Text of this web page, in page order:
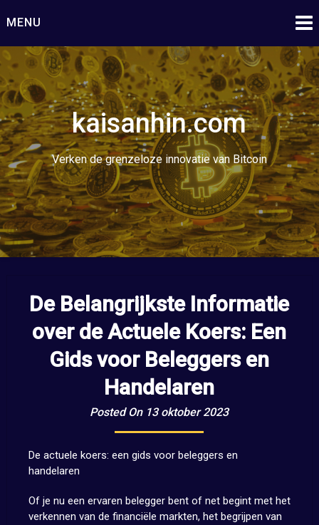
naar
inhoud
MENU
kaisanhin.com
Verken de grenzeloze innovatie van Bitcoin
De Belangrijkste Informatie
over de Actuele Koers: Een
Gids voor Beleggers en
Handelaren
Posted On 13 oktober 2023
De actuele koers: een gids voor beleggers en
handelaren
Of je nu een ervaren belegger bent of net begint met het
verkennen van de financiële markten, het begrijpen van